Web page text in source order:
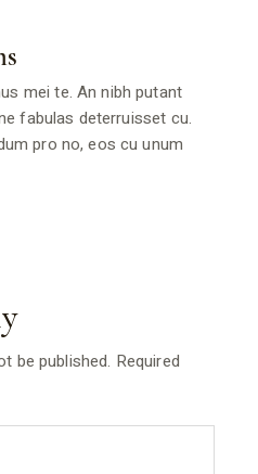
mei te. An nibh putant
fabulas deterruisset cu.
pro no, eos cu unum
be published. Required